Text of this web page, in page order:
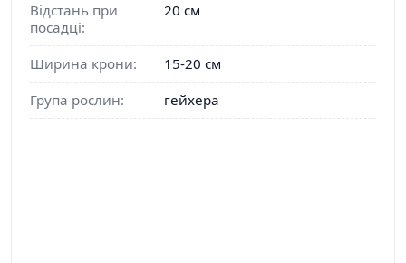
Відстань при
посадці:
20 см
Ширина крони:
15-20 см
Група рослин:
гейхера